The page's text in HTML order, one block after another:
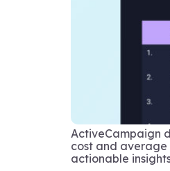
ActiveCampaign
cost and average
actionable